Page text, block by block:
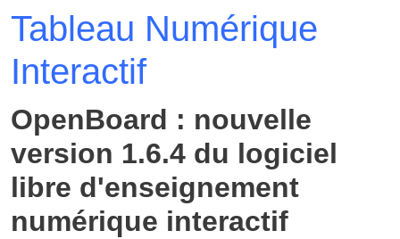
Tableau Numérique
Interactif
OpenBoard : nouvelle
version 1.6.4 du logiciel
libre d'enseignement
numérique interactif